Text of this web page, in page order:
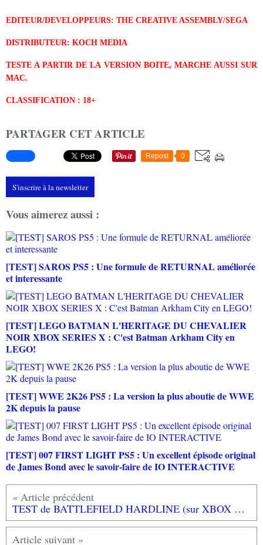
EDITEUR/DEVELOPPEURS: THE CREATIVE ASSEMBLY/SEGA
DISTRIBUTEUR: KOCH MEDIA
TESTE A PARTIR DE LA VERSION BOITE, MARCHE AUSSI SUR
MAC.
CLASSIFICATION : 18+
PARTAGER CET ARTICLE
Repost 0
S'inscrire à la newsletter
Vous aimerez aussi :
[TEST] SAROS PS5 : Une formule de RETURNAL améliorée
et interessante
[TEST] LEGO BATMAN L'HERITAGE DU CHEVALIER
NOIR XBOX SERIES X : C'est Batman Arkham City en
LEGO!
[TEST] WWE 2K26 PS5 : La version la plus aboutie de WWE
2K depuis la pause
[TEST] 007 FIRST LIGHT PS5 : Un excellent épisode original
de James Bond avec le savoir-faire de IO INTERACTIVE
TEST de BATTLEFIELD HARDLINE (sur XBOX ONE): Starsky Et Hutch!! nan nan nan nan nan...